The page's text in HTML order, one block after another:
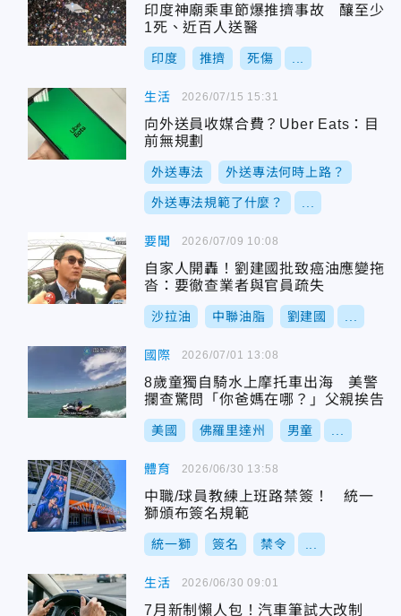
印度神廟乘車節爆推擠事故 釀至少
1死、近百人送醫
印度 推擠 死傷
生活
向外送員收媒合費？Uber Eats：目
前無規劃
外送專法 外送專法何時上路？
外送專法規範了什麼？
2026/07/15 15:31
要聞
自家人開轟！劉建國批致癌油應變拖
沓：要徹查業者與官員疏失
沙拉油 中聯油脂 劉建國
2026/07/09 10:08
國際
8歲童獨自騎水上摩托車出海 美警
攔查驚問「你爸媽在哪？」父親挨告
美國 佛羅里達州 男童
2026/07/01 13:08
體育
中職/球員教練上班路禁簽！ 統一
獅頒布簽名規範
統一獅 簽名 禁令
2026/06/30 13:58
生活
7月新制懶人包！汽車筆試大改制
2026/06/30 09:01